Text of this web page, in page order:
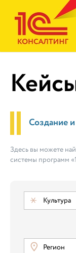
Создание
Здесь вы можете
системы программ
Культура
Регион